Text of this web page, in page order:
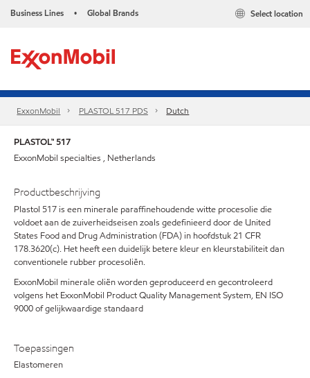
Business Lines • Global Brands Select location
ExxonMobil PLASTOL 517 PDS Dutch
PLASTOL™ 517
ExxonMobil specialties , Netherlands
Productbeschrijving
Plastol 517 is een minerale paraffinehoudende witte procesolie die
voldoet aan de zuiverheidseisen zoals gedefinieerd door de United
States Food and Drug Administration (FDA) in hoofdstuk 21 CFR
178.3620(c). Het heeft een duidelijk betere kleur en kleurstabiliteit dan
conventionele rubber procesoliën.
ExxonMobil minerale oliën worden geproduceerd en gecontroleerd
volgens het ExxonMobil Product Quality Management System, EN ISO
9000 of gelijkwaardige standaard
Toepassingen
Elastomeren